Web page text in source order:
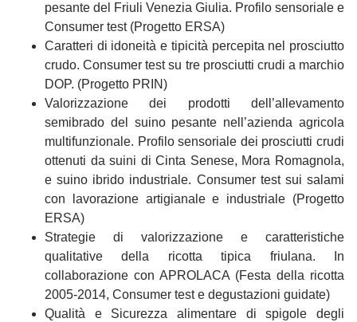
pesante del Friuli Venezia Giulia. Profilo sensoriale e
Consumer test (Progetto ERSA)
Caratteri di idoneità e tipicità percepita nel prosciutto
crudo. Consumer test su tre prosciutti crudi a marchio
DOP. (Progetto PRIN)
Valorizzazione dei prodotti dell’allevamento
semibrado del suino pesante nell’azienda agricola
multifunzionale. Profilo sensoriale dei prosciutti crudi
ottenuti da suini di Cinta Senese, Mora Romagnola,
e suino ibrido industriale. Consumer test sui salami
con lavorazione artigianale e industriale (Progetto
ERSA)
Strategie di valorizzazione e caratteristiche
qualitative della ricotta tipica friulana. In
collaborazione con APROLACA (Festa della ricotta
2005-2014, Consumer test e degustazioni guidate)
Qualità e Sicurezza alimentare di spigole degli